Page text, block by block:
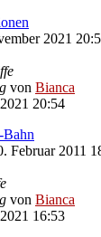
2021
von Bianca
20:54
Bahn
Februar 2011
von Bianca
16:53